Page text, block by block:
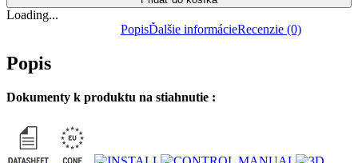
Loading...
PopisĎalšie informácieRecenzie (0)
Popis
Dokumenty k produktu na stiahnutie :